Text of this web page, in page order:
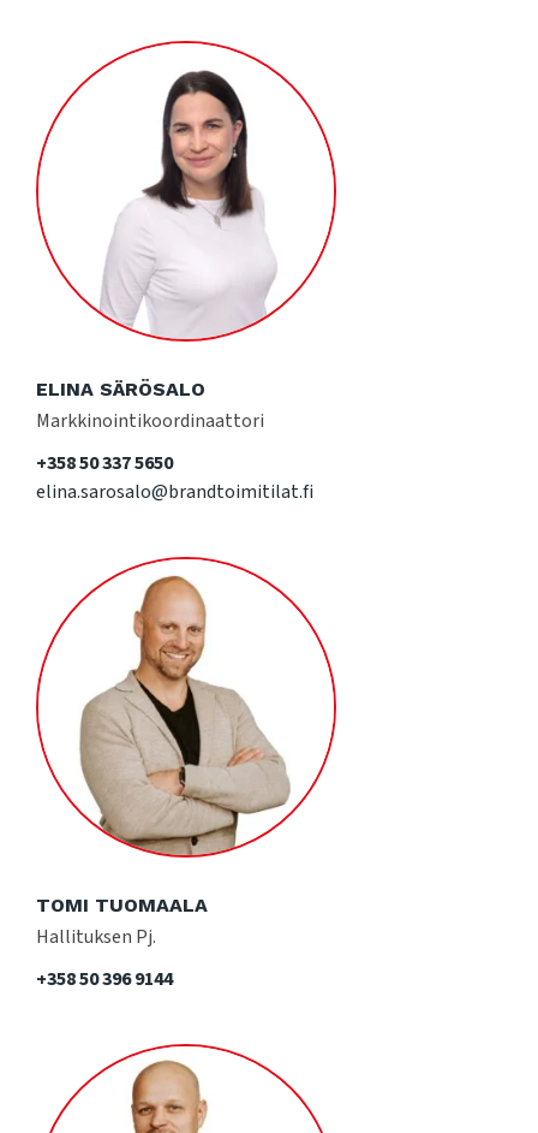
ELINA SÄRÖSALO
Markkinointikoordinaattori
+358 50 337 5650
elina.sarosalo@brandtoimitilat.fi
TOMI TUOMAALA
Hallituksen Pj.
+358 50 396 9144